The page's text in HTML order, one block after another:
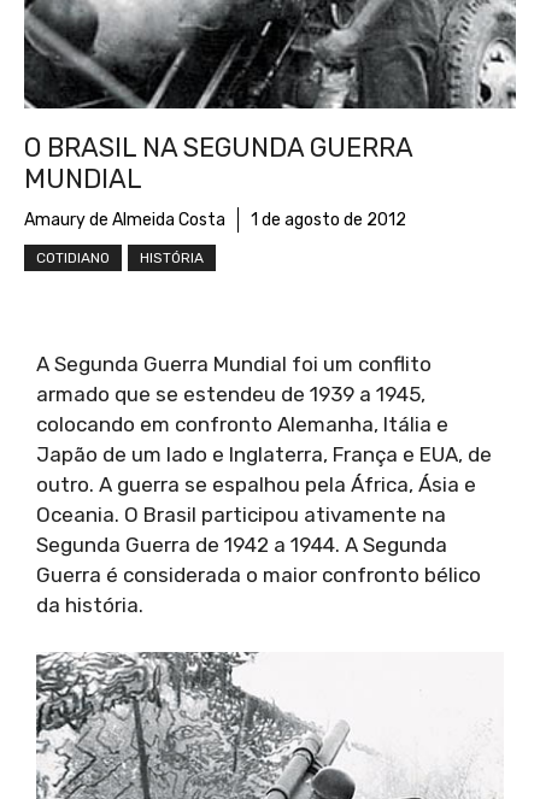
O BRASIL NA SEGUNDA GUERRA
MUNDIAL
Amaury de Almeida Costa 1 de agosto de 2012
COTIDIANO HISTÓRIA
A Segunda Guerra Mundial foi um conflito
armado que se estendeu de 1939 a 1945,
colocando em confronto Alemanha, Itália e
Japão de um lado e Inglaterra, França e EUA, de
outro. A guerra se espalhou pela África, Ásia e
Oceania. O Brasil participou ativamente na
Segunda Guerra de 1942 a 1944. A Segunda
Guerra é considerada o maior confronto bélico
da história.